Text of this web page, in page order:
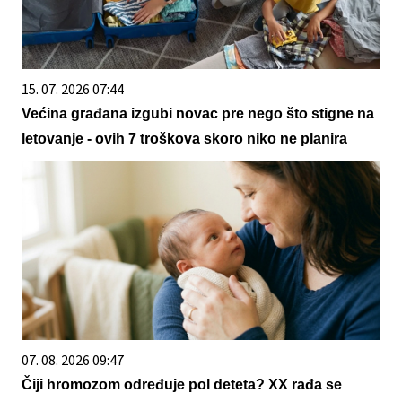
15. 07. 2026 07:44
Većina građana izgubi novac pre nego što stigne na
letovanje - ovih 7 troškova skoro niko ne planira
07. 08. 2026 09:47
Čiji hromozom određuje pol deteta? XX rađa se